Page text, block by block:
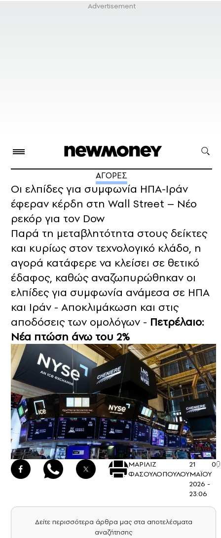
ΑΓΟΡΕΣ
Οι ελπίδες για συμφωνία ΗΠΑ-Ιράν
έφεραν κέρδη στη Wall Street – Νέο
ρεκόρ για τον Dow
Παρά τη μεταβλητότητα στους δείκτες
και κυρίως στον τεχνολογικό κλάδο, η
αγορά κατάφερε να κλείσει σε θετικό
έδαφος, καθώς αναζωπυρώθηκαν οι
ελπίδες για συμφωνία ανάμεσα σε ΗΠΑ
και Ιράν - Αποκλιμάκωση και στις
αποδόσεις των ομολόγων - Πετρέλαιο:
Νέα πτώση άνω του 2%
ΜΑΡΙΛΙΖ
ΦΑΣΟΥΛΟΠΟΥΛΟΥ
21
ΜΑΪΟΥ
2026 -
23:06
0
Δείτε περισσότερα άρθρα μας στα αποτελέσματα
αναζήτησης